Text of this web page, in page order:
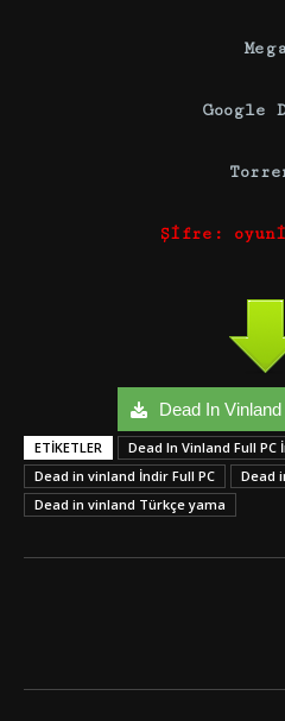
Google
Şifre:
Dead In
ETIKETLER
Dead In Vinland Full PC
Dead in vinland İndir Full PC
Dead
Dead in vinland Türkçe yama